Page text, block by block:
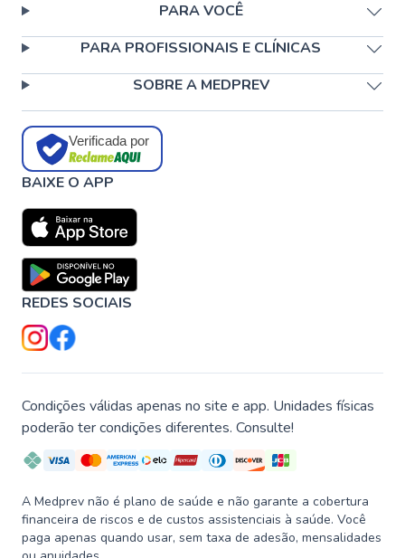
PARA VOCÊ
PARA PROFISSIONAIS E CLÍNICAS
SOBRE A MEDPREV
Verificada por
BAIXE O APP
REDES SOCIAIS
Condições válidas apenas no site e app. Unidades físicas
poderão ter condições diferentes. Consulte!
A Medprev não é plano de saúde e não garante a cobertura
financeira de riscos e de custos assistenciais à saúde. Você
paga apenas quando usar, sem taxa de adesão, mensalidades